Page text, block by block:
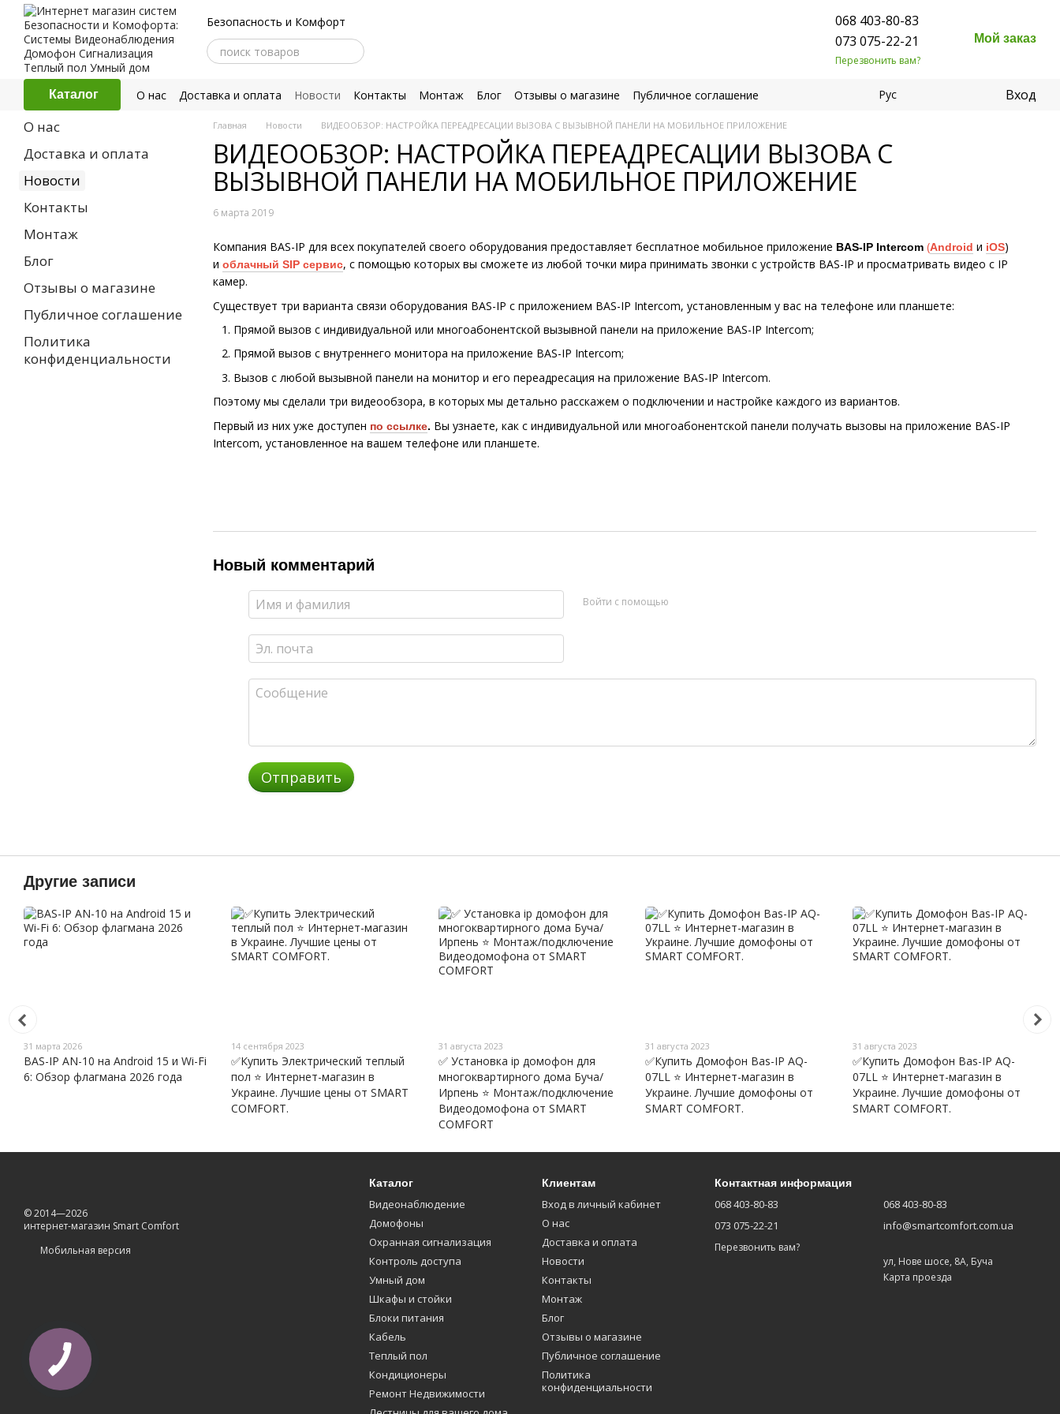
Перейти к основному контенту
Безопасность и Комфорт
068 403-80-83
073 075-22-21
Перезвонить вам?
Мой заказ
Каталог О нас Доставка и оплата Новости Контакты Монтаж Блог Отзывы о магазине
Публичное соглашение
Рус Вход
Главная Новости ВИДЕООБЗОР: НАСТРОЙКА ПЕРЕАДРЕСАЦИИ ВЫЗОВА С ВЫЗЫВНОЙ ПАНЕЛИ НА МОБИЛЬНОЕ ПРИЛОЖЕНИЕ
ВИДЕООБЗОР: НАСТРОЙКА ПЕРЕАДРЕСАЦИИ ВЫЗОВА С
ВЫЗЫВНОЙ ПАНЕЛИ НА МОБИЛЬНОЕ ПРИЛОЖЕНИЕ
6 марта 2019
Компания BAS-IP для всех покупателей своего оборудования предоставляет бесплатное мобильное приложение BAS-IP Intercom (Android и iOS)
и облачный SIP сервис, с помощью которых вы сможете из любой точки мира принимать звонки с устройств BAS-IP и просматривать видео с IP
камер.
Существует три варианта связи оборудования BAS-IP с приложением BAS-IP Intercom, установленным у вас на телефоне или планшете:
Прямой вызов с индивидуальной или многоабонентской вызывной панели на приложение BAS-IP Intercom;
Прямой вызов с внутреннего монитора на приложение BAS-IP Intercom;
Вызов с любой вызывной панели на монитор и его переадресация на приложение BAS-IP Intercom.
Поэтому мы сделали три видеообзора, в которых мы детально расскажем о подключении и настройке каждого из вариантов.
Первый из них уже доступен по ссылке. Вы узнаете, как с индивидуальной или многоабонентской панели получать вызовы на приложение BAS-IP
Intercom, установленное на вашем телефоне или планшете.
Новый комментарий
Войти с помощью
Отправить
О нас
Доставка и оплата
Новости
Контакты
Монтаж
Блог
Отзывы о магазине
Публичное соглашение
Политика
конфиденциальности
Другие записи
31 марта 2026
BAS-IP AN-10 на Android 15 и Wi-Fi
6: Обзор флагмана 2026 года
14 сентября 2023
✅Купить Электрический теплый
пол ⭐ Интернет-магазин в
Украине. Лучшие цены от SMART
COMFORT.
31 августа 2023
✅ Установка ip домофон для
многоквартирного дома Буча/
Ирпень ⭐ Монтаж/подключение
Видеодомофона от SMART
COMFORT
31 августа 2023
✅Купить Домофон Bas-IP AQ-
07LL ⭐ Интернет-магазин в
Украине. Лучшие домофоны от
SMART COMFORT.
31 августа 2023
✅Купить Домофон Bas-IP AQ-
07LL ⭐ Интернет-магазин в
Украине. Лучшие домофоны от
SMART COMFORT.
© 2014—2026
интернет-магазин Smart Comfort
Мобильная версия
Каталог
Видеонаблюдение
Домофоны
Охранная сигнализация
Контроль доступа
Умный дом
Шкафы и стойки
Блоки питания
Кабель
Теплый пол
Кондиционеры
Ремонт Недвижимости
Клиентам
Вход в личный кабинет
О нас
Доставка и оплата
Новости
Контакты
Монтаж
Блог
Отзывы о магазине
Публичное соглашение
Политика
конфиденциальности
Контактная информация
068 403-80-83
073 075-22-21
Перезвонить вам?
068 403-80-83
info@smartcomfort.com.ua
ул, Нове шосе, 8А, Буча
Карта проезда